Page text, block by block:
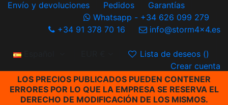
Envío y devoluciones Pedidos
Garantías
Whatsapp - +34 626 099 279
+34 91 378 70 16
info@storm4x4.es
Español Lista de deseos ()
Crear cuenta
LOS PRECIOS PUBLICADOS PUEDEN CONTENER
ERRORES POR LO QUE LA EMPRESA SE RESERVA EL
DERECHO DE MODIFICACIÓN DE LOS MISMOS.